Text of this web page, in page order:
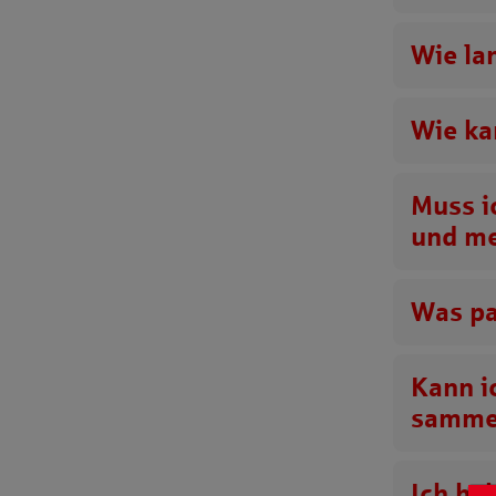
Wie
Wie
Muss
und
Was
Kann